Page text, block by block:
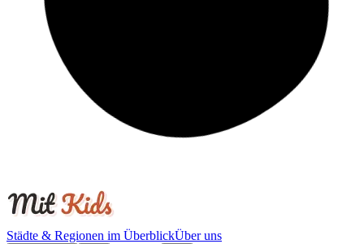
Städte & Regionen im ÜberblickÜber uns